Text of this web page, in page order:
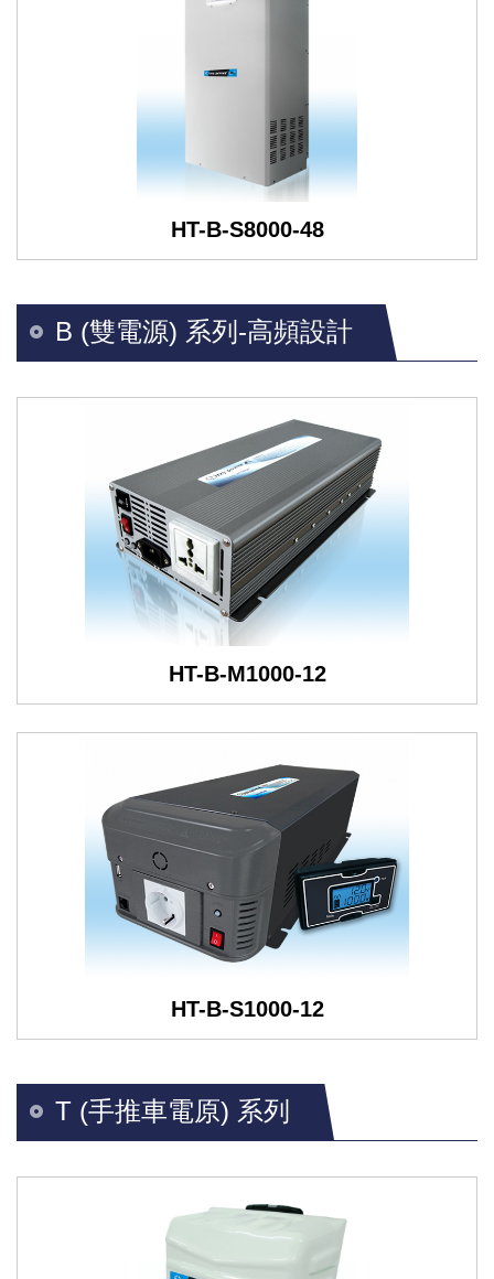
HT-B-S8000-48
B (雙電源) 系列-高頻設計
HT-B-M1000-12
HT-B-S1000-12
T (手推車電原) 系列